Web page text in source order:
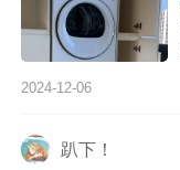
2024-12-06
趴下！